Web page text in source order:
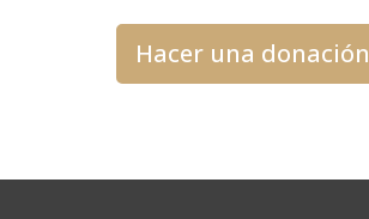
Hacer una donación